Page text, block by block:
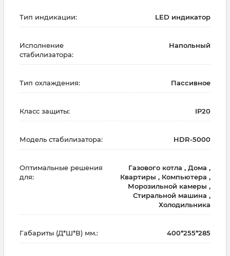
Тип индикации: LED индикатор
Исполнение
стабилизатора:
Напольный
Тип охлаждения: Пассивное
Класс защиты: IP20
Модель стабилизатора: HDR-5000
Оптимальные решения
для:
Газового котла , Дома ,
Квартиры , Компьютера ,
Морозильной камеры ,
Стиральной машина ,
Холодильника
Габариты (Д*Ш*В) мм.: 400*255*285